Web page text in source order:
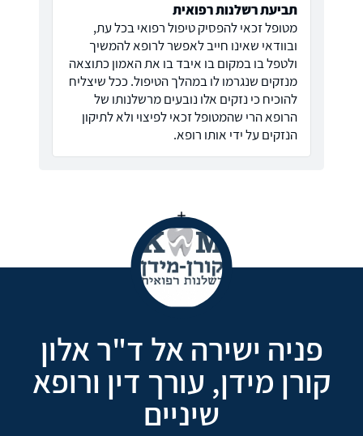
תביעת רשלנות רפואית
מטופל זכאי להפסיק טיפול רפואי בכל עת,
ובוודאי שאינו חייב לאפשר לרופא להמשיך
ולטפל בו במקום בו איבד בו את האמון כתוצאה
מנזקים שנגרמו לו במהלך הטיפול. ככל שיצליח
להוכיח כי נזקים אלו נובעים מרשלנותו של
הרופא הרי שהמטופל זכאי לפיצוי ולא לתיקון
הנזקים על ידי אותו רופא.
פניה ישירה אל ד"ר אלון
קורן מידן, עורך דין ורופא
שיניים